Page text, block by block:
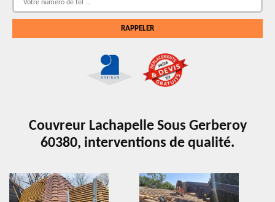
Couvreur Lachapelle Sous Gerberoy
60380, interventions de qualité.